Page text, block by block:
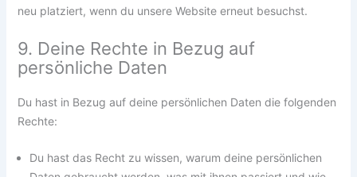
neu platziert, wenn du unsere Website erneut besuchst.
9. Deine Rechte in Bezug auf
persönliche Daten
Du hast in Bezug auf deine persönlichen Daten die folgenden
Rechte:
Du hast das Recht zu wissen, warum deine persönlichen